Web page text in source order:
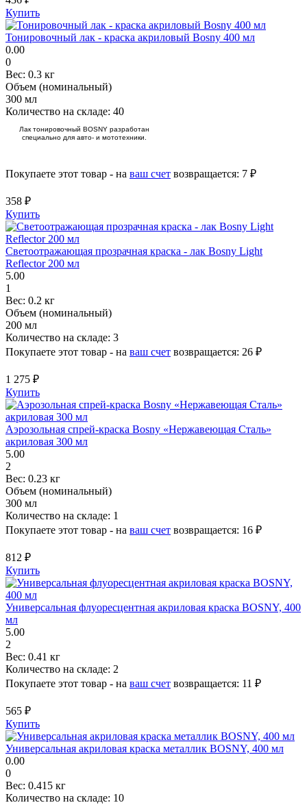
Купить
Тонировочный лак - краска акриловый Bosny 400 мл
0.00
0
Вес: 0.3 кг
Объем (номинальный)
300 мл
Количество на складе: 40
Лак тонировочный BOSNY разработан
специально для авто- и мототехники.
Покупаете этот товар - на ваш счет возвращается: 7 ₽
358 ₽
Купить
Светоотражающая прозрачная краска - лак Bosny Light
Reflector 200 мл
5.00
1
Вес: 0.2 кг
Объем (номинальный)
200 мл
Количество на складе: 3
Покупаете этот товар - на ваш счет возвращается: 26 ₽
1 275 ₽
Купить
Аэрозольная спрей-краска Bosny «Нержавеющая Сталь»
акриловая 300 мл
5.00
2
Вес: 0.23 кг
Объем (номинальный)
300 мл
Количество на складе: 1
Покупаете этот товар - на ваш счет возвращается: 16 ₽
812 ₽
Купить
Универсальная флуоресцентная акриловая краска BOSNY, 400
мл
5.00
2
Вес: 0.41 кг
Количество на складе: 2
Покупаете этот товар - на ваш счет возвращается: 11 ₽
565 ₽
Купить
Универсальная акриловая краска металлик BOSNY, 400 мл
0.00
0
Вес: 0.415 кг
Количество на складе: 10